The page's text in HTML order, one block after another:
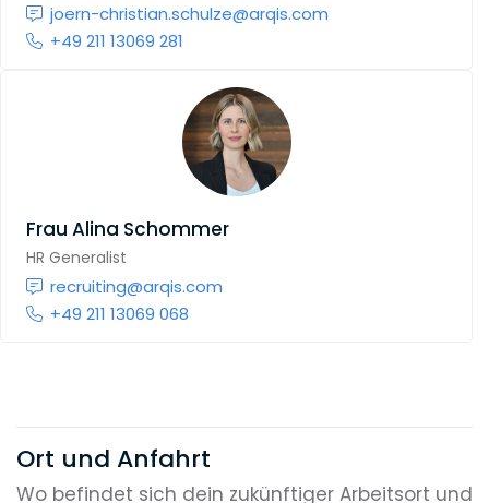
joern-christian.schulze@arqis.com
+49 211 13069 281
Frau Alina Schommer
HR Generalist
recruiting@arqis.com
+49 211 13069 068
Ort und Anfahrt
Wo befindet sich dein zukünftiger Arbeitsort und